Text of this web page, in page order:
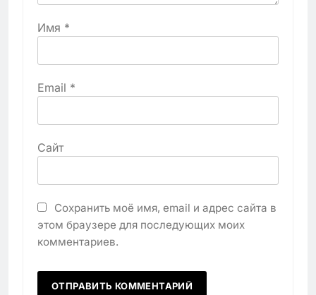
Имя *
Email *
Сайт
Сохранить моё имя, email и адрес сайта в
этом браузере для последующих моих
комментариев.